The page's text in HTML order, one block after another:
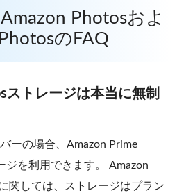
Photosおよ
のFAQ
ストレージは本当に無制
ーの場合、Amazon Prime
ジを利用できます。 Amazon
関しては、ストレージはプラン